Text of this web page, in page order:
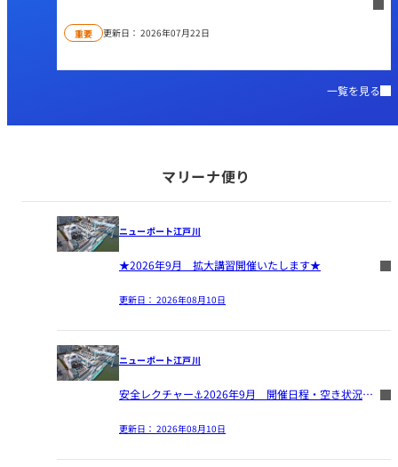
重要 更新日： 2026年07月22日
一覧を見る
マリーナ便り
ニューポート江戸川
★2026年9月 拡大講習開催いたします★
更新日： 2026年08月10日
ニューポート江戸川
安全レクチャー⚓2026年9月 開催日程・空き状況のご案内🚢
更新日： 2026年08月10日